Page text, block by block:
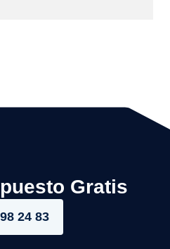
Gratis
24 83